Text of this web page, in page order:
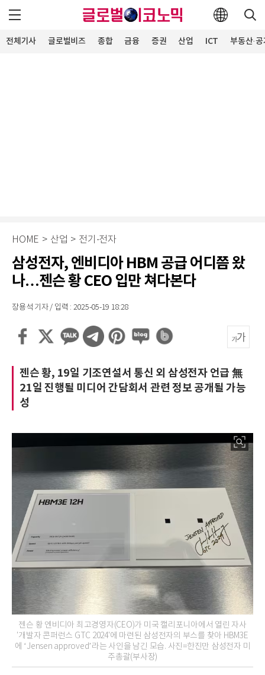
전체기사 글로벌비즈 종합 금융 증권 산업 ICT 부동산·
HOME > 산업 > 전기·전자
삼성전자, 엔비디아 HBM 공급 어디쯤 왔
나…젠슨 황 CEO 입만 쳐다본다
장용석 기자 / 입력 : 2025-05-19 18:28
젠슨 황, 19일 기조연설서 통신 외 삼성전자 언급 無
21일 진행될 미디어 간담회서 관련 정보 공개될 가능
성
젠슨 황 엔비디아 최고경영자(CEO)가 미국 캘리포니아에서 열린 자사
'개발자 콘퍼런스 GTC 2024'에 마련된 삼성전자의 부스를 찾아 HBM3E
에 ‘Jensen approved’라는 사인을 남긴 모습. 사진=한진만 삼성전자 미
주총괄(부사장)